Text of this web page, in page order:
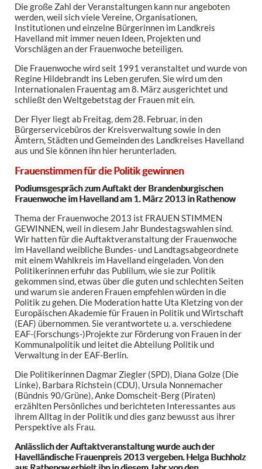
Die große Zahl der Veranstaltungen kann nur angeboten
werden, weil sich viele Vereine, Organisationen,
Institutionen und einzelne Bürgerinnen im Landkreis
Havelland mit immer neuen Ideen, Projekten und
Vorschlägen an der Frauenwoche beteiligen.
Die Frauenwoche wird seit 1991 veranstaltet und wurde von
Regine Hildebrandt ins Leben gerufen. Sie wird um den
Internationalen Frauentag am 8. März ausgerichtet und
schließt den Weltgebetstag der Frauen mit ein.
Der Flyer liegt ab Freitag, dem 28. Februar, in den
Bürgerservicebüros der Kreisverwaltung sowie in den
Ämtern, Städten und Gemeinden des Landkreises Havelland
aus und Sie können ihn hier herunterladen.
Frauenstimmen für die Politik gewinnen
Podiumsgespräch zum Auftakt der Brandenburgischen
Frauenwoche im Havelland am 1. März 2013 in Rathenow
Thema der Frauenwoche 2013 ist FRAUEN STIMMEN
GEWINNEN, weil in diesem Jahr Bundestagswahlen sind.
Wir hatten für die Auftaktveranstaltung der Frauenwoche
im Havelland weibliche Bundes- und Landtagsabgeordnete
mit einem Wahlkreis im Havelland eingeladen. Von den
Politikerinnen erfuhr das Publilum, wie sie zur Politik
gekommen sind, etwas über die guten und schlechten Seiten
und warum sie anderen Frauen empfehlen würden in die
Politik zu gehen. Die Moderation hatte Uta Kletzing von der
Europäischen Akademie für Frauen in Politik und Wirtschaft
(EAF) übernommen. Sie verantwortete u. a. verschiedene
EAF-(Forschungs-)Projekte zur Förderung von Frauen in der
Kommunalpolitik und leitet die Abteilung Politik und
Verwaltung in der EAF-Berlin.
Die Politikerinnen Dagmar Ziegler (SPD), Diana Golze (Die
Linke), Barbara Richstein (CDU), Ursula Nonnemacher
(Bündnis 90/Grüne), Anke Domscheit-Berg (Piraten)
erzählten Persönliches und berichteten Interessantes aus
ihrem Alltag in der Politik und dies ganz bewusst aus ihrer
Perspektive als Frau.
Anlässlich der Auftaktveranstaltung wurde auch der
Havelländische Frauenpreis 2013 vergeben. Helga Buchholz